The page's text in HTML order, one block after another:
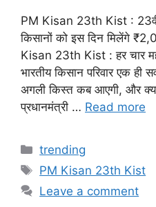
PM Kisan 23th Kist :
किसानों को इस दिन मिलेंगे
Kisan 23th Kist : हर चार
भारतीय किसान परिवार एक
अगली किस्त कब आएगी, और
प्रधानमंत्री … Read more
Categories
trending
Tags
PM Kisan 23th Kist
Leave a comment